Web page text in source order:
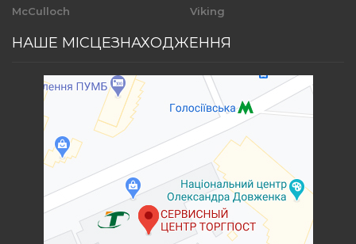
McCulloch
Viking
НАШЕ МІСЦЕЗНАХОДЖЕННЯ